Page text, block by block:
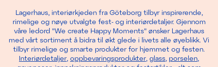
Lagerhaus, interiørkjeden fra Göteborg tilbyr inspirerende,
rimelige og nøye utvalgte fest- og interiørdetaljer. Gjennom
våre ledord "We create Happy Moments" ønsker Lagerhaus
med vårt sortiment å bidra til økt glede i livets alle øyeblikk. Vi
tilbyr rimelige og smarte produkter for hjemmet og festen.
Interiørdetaljer, oppbevaringsprodukter, glass, porselen,